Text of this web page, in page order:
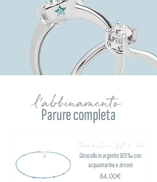
Parure completa
l'abbinamento
Storia di Luce Gift & Color
Girocollo in argento 925‰ con
acquamarina e zirconi
84,00€